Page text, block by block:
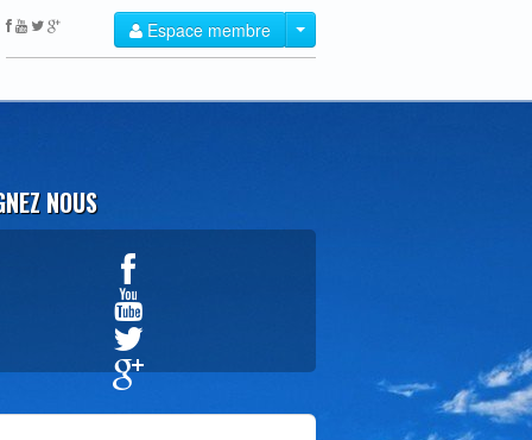
Espace membre
NOUS